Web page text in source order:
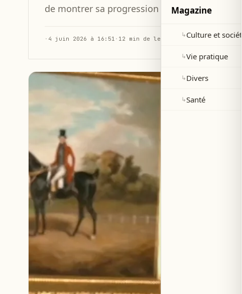
de montrer sa progression au sein de l’équipe
· 4 juin 2026 à 16:51 · 12 min de lecture
Magazine
↳Culture et société
↳Vie pratique
↳Divers
↳Santé